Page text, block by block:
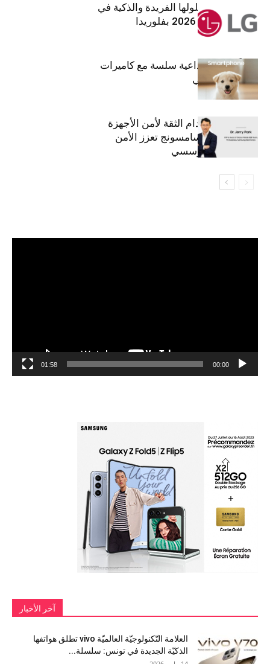
إل جي تقدم حلولها الفريدة والذكية في
معرض (KBIS) 2026 بفلوريدا
قريباً: تجربة إبداعية سلسة مع كاميرات
أجهزة جالاكسي
استراتيجية انعدام الثقة لأمن الأجهزة
المحمولة من سامسونج تعزز الأمن
السيبراني المؤسسي
00:00
01:58
آخر الأخبار
العلامة التّكنولوجيّة العالميّة vivo تطلق هواتفها
الذكيّة الجديدة في تونس: سلسلة...